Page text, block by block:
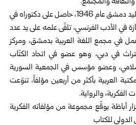
والدكتور نزار أباظة من مواليد دمشق عام 1946، حاصل على دكتوراه في
في الأدب الفرنسي، تلقّى علمه على يد عدد
في مجمع اللغة العربية بدمشق، ومركز
في دبي، وهو عضو في اتحاد الكتّاب
وعضو مؤسس في الجمعية السورية
العربية بأكثر من أربعين مؤلفاً، تنوّعت
الفكرية، والرواية.